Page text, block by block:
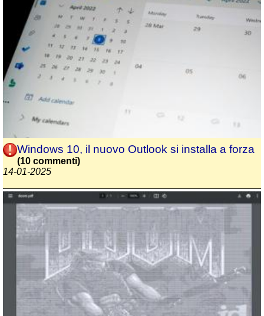
Windows 10, il nuovo Outlook si installa a forza
(10 commenti)
14-01-2025